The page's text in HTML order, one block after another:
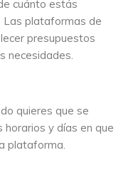
cuánto estás
Las plataformas de
presupuestos
necesidades.
quieres que se
horarios y días en que
plataforma.